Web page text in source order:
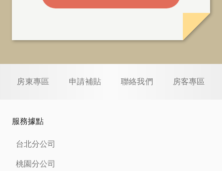
房東專區 申請補貼 聯絡我們 房客專區
服務據點
台北分公司
桃園分公司